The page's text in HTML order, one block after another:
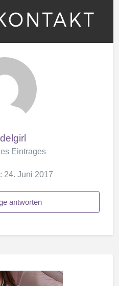
Eintrages
24. Juni 2017
antworten